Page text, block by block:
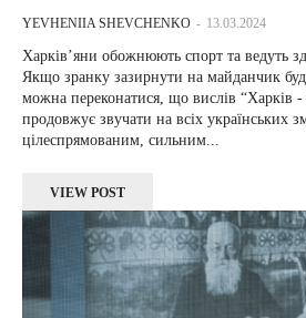
YEVHENIIA SHEVCHENKO - 13.03.2024
Харків’яни обожнюють спорт та ведуть
Якщо зранку зазирнути на майданчик
можна переконатися, що вислів “Харків
продовжує звучати на всіх українських
цілеспрямованим, сильним...
VIEW POST